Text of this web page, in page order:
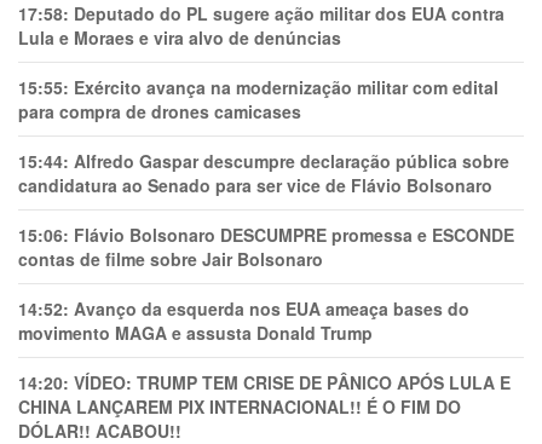
17:58: Deputado do PL sugere ação militar dos EUA contra
Lula e Moraes e vira alvo de denúncias
15:55: Exército avança na modernização militar com edital
para compra de drones camicases
15:44: Alfredo Gaspar descumpre declaração pública sobre
candidatura ao Senado para ser vice de Flávio Bolsonaro
15:06: Flávio Bolsonaro DESCUMPRE promessa e ESCONDE
contas de filme sobre Jair Bolsonaro
14:52: Avanço da esquerda nos EUA ameaça bases do
movimento MAGA e assusta Donald Trump
14:20: VÍDEO: TRUMP TEM CRlSE DE PÂNlCO APÓS LULA E
CHINA LANÇAREM PIX INTERNACIONAL!! É O FIM DO
DÓLAR!! ACABOU!!